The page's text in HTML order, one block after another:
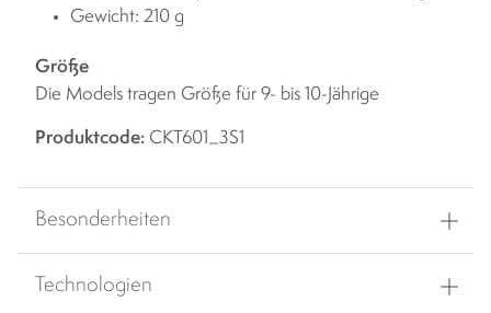
Gewicht: 210 g
Größe
Die Models tragen Größe für 9- bis 10-Jährige
Produktcode: CKT601_3S1
Besonderheiten
Technologien